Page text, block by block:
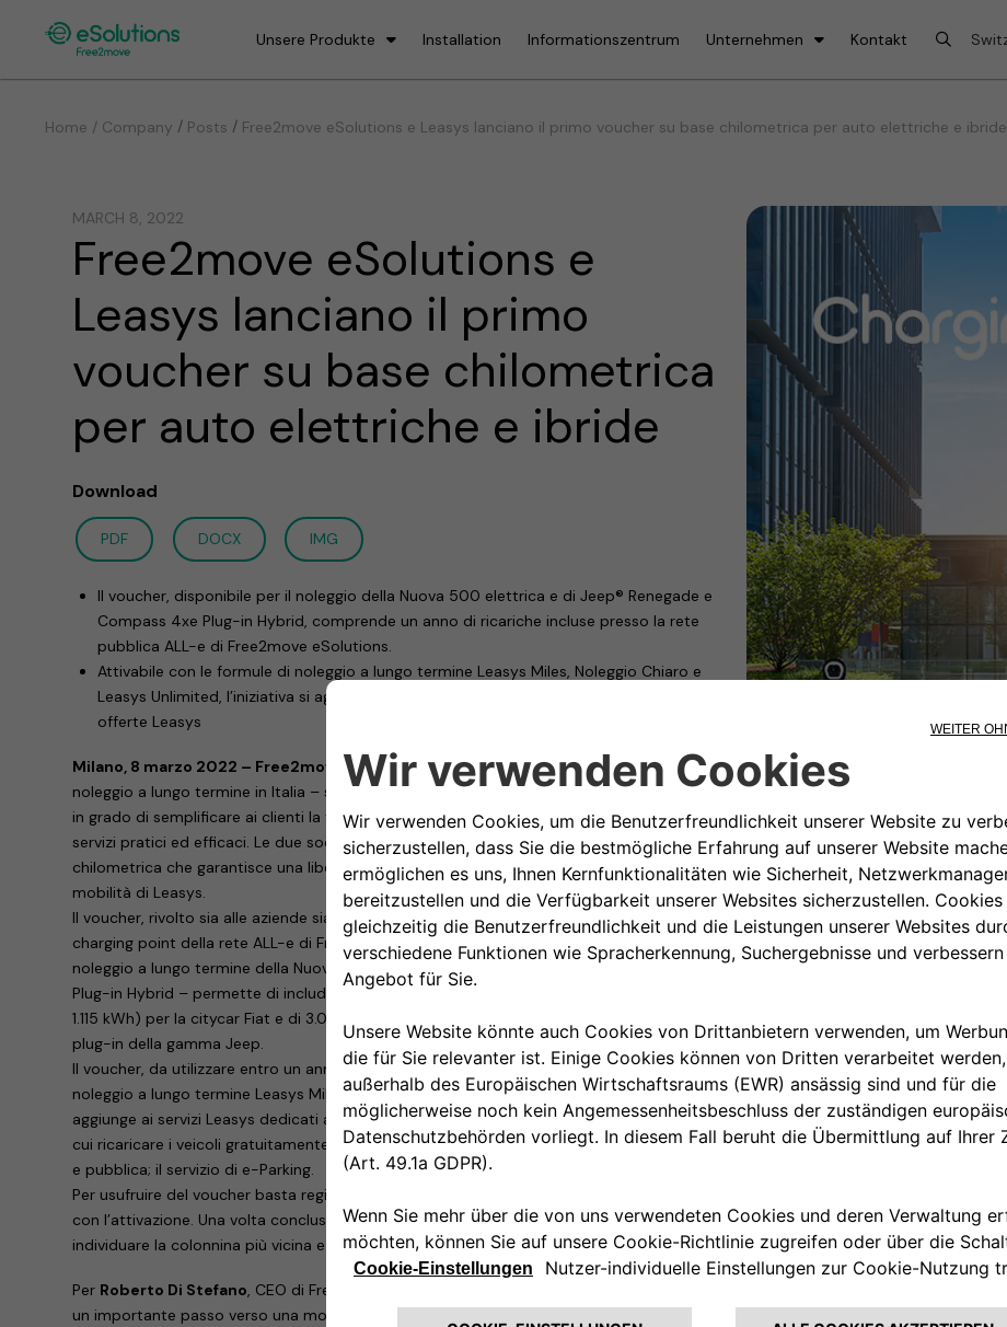
Unsere Produkte Installation Informationszentrum Unternehmen Kontakt
Home / Company / Posts / Free2move eSolutions e Leasys lanciano il primo voucher su base chilometrica per auto elettriche e ibride
MARCH 8, 2022
Free2move eSolutions e
Leasys lanciano il primo
voucher su base chilometrica
per auto elettriche e ibride
Download
PDF DOCX IMG
Il voucher, disponibile per il noleggio della Nuova 500 elettrica e di Jeep® Renegade e
Compass 4xe Plug-in Hybrid, comprende un anno di ricariche incluse presso la rete
pubblica ALL-e di Free2move eSolutions.
Attivabile con le formule di noleggio a lungo termine Leasys Miles, Noleggio Chiaro e
Leasys Unlimited, l’iniziativa si aggiunge ai servizi per la mobilità sostenibile inclusi nelle
offerte Leasys
Milano, 8 marzo 2022 – Free2move eSolutions e Leasys– brand Stellantis e leader del
noleggio a lungo termine in Italia – siglano una nuova partnership che propone un’offerta
in grado di semplificare ai clienti la transizione verso la mobilità elettrica, con prodotti e
servizi pratici ed efficaci. Le due società lanciano un innovativo voucher su base
chilometrica che garantisce una libertà di ricarica ancora più ampia alle soluzioni di
mobilità di Leasys.
Il voucher, rivolto sia alle aziende sia ai privati, comprende la ricarica inclusa presso tutti i
charging point della rete ALL-e di Free2move eSolutions. Il servizio – disponibile con il
noleggio a lungo termine della Nuova 500 elettrica e delle Jeep Renegade e Compass 4xe
Plug-in Hybrid – permette di includere nel canone un voucher di 8.500 km (pari a circa
1.115 kWh) per la citycar Fiat e di 3.000 km (pari a circa 680 kWh) per i due modelli ibridi
plug-in della gamma Jeep.
Il voucher, da utilizzare entro un anno dall’attivazione, è attivabile con le formule di
noleggio a lungo termine Leasys Miles, Noleggio Chiaro e Leasys Unlimited. Un plus che si
aggiunge ai servizi Leasys dedicati alla mobilità sostenibile: la Leasys e-Mobility Card, con
cui ricaricare i veicoli gratuitamente, presso la rete Leasys; i cavi per la ricarica domestica
e pubblica; il servizio di e-Parking.
Per usufruire del voucher basta registrarsi sul sito publiccharging.all-e.com e procedere
con l’attivazione. Una volta conclusa, sarà possibile accedere all’app ALL-e, così da
individuare la colonnina più vicina e monitorare le proprie sessioni di ricarica.
Per Roberto Di Stefano, CEO di Free2move eSolutions, “la collaborazione con Leasys è
un importante passo verso una mobilità elettrica sempre più diffusa e accessibile a tutti.